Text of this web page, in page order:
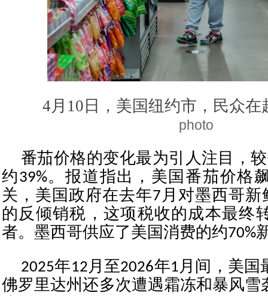
4月10日，美国纽约市，民众在
photo
番茄价格的变化最为引人注目，
约39%。报道指出，美国番茄价格
关，美国政府在去年7月对墨西哥新
的反倾销税，这项税收的成本最终
者。墨西哥供应了美国消费的约70%
2025年12月至2026年1月间，美
佛罗里达州还多次遭遇霜冻和暴风雪